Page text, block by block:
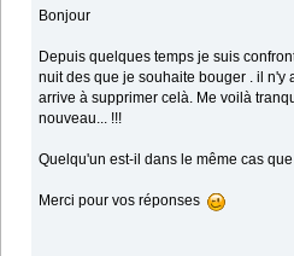
Bonjour
Depuis quelques temps je suis
nuit des que je souhaite bouger . il n'y
arrive à supprimer celà. Me voilà
nouveau... !!!
Quelqu'un est-il dans le même cas
Merci pour vos réponses